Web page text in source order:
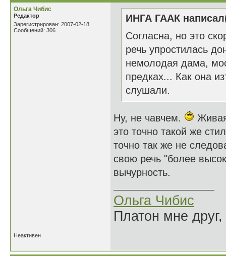
Ольга Чибис
Редактор
Зарегистрирован: 2007-02-18
Сообщений: 306
ИНГА ГААК
Согласна, но это
речь упростилась
немолодая дама,
предках... Как она
слушали.
Ну, не чавчем.
это точно такой же
точно так же не
свою речь "более
вычурность.
Ольга Чибис
Платон мне
Неактивен